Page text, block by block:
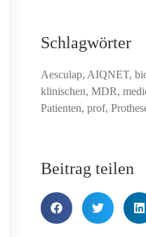
Schlagwörter
Aesculap, AIQNET,
klinischen, MDR,
Patienten, prof,
Beitrag teilen